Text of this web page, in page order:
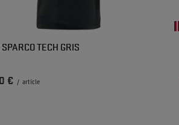
SPARCO TECH GRIS
€ / article